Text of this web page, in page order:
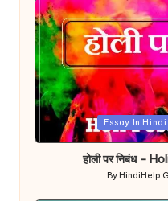
Posted
Essay In Hindi
होली पर निबंध –
Posted
By HindiHelp